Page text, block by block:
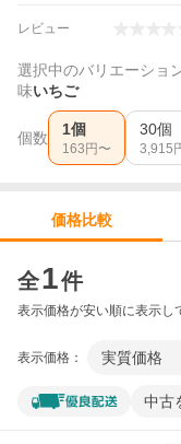
レビュー
選択中のバリエーショ
味いちご
個数 1個
163 円〜
30個
3,915
価格比較
全1件
表示価格が安い順に表示し
表示価格： 実質価格
中古